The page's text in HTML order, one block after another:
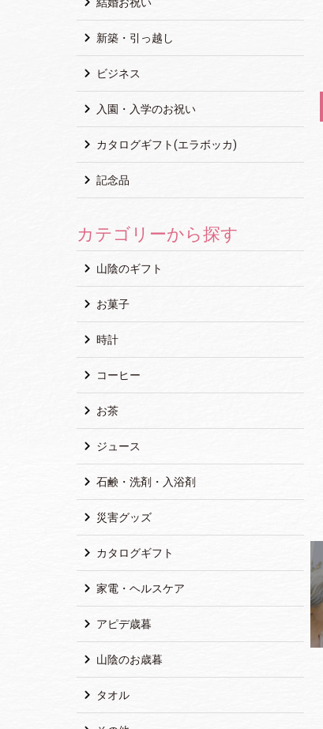
新築・引っ越し
ビジネス
入園・入学のお祝い
カタログギフト(エラボッカ)
記念品
カテゴリーから探す
山陰のギフト
お菓子
時計
コーヒー
お茶
ジュース
石鹸・洗剤・入浴剤
災害グッズ
カタログギフト
家電・ヘルスケア
アピデ歳暮
山陰のお歳暮
タオル